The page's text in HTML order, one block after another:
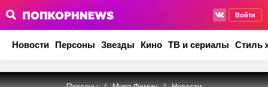
Войти
Новости Персоны Звезды Кино ТВ и сериалы Стиль